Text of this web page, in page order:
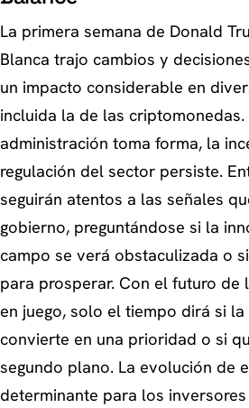
La primera semana de Donald
Blanca trajo cambios y
un impacto considerable en
incluida la de las
administración toma forma, la
regulación del sector persiste.
seguirán atentos a las señales
gobierno, preguntándose si la
campo se verá obstaculizada o
para prosperar. Con el futuro de
en juego, solo el tiempo dirá si la
convierte en una prioridad o si
segundo plano. La evolución de
determinante para los